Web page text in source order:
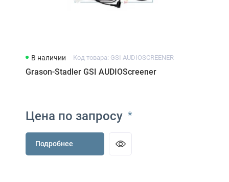
В наличии Код товара: GSI AUDIOSCREENER
Grason-Stadler GSI AUDIOScreener
Цена по запросу *
Подробнее